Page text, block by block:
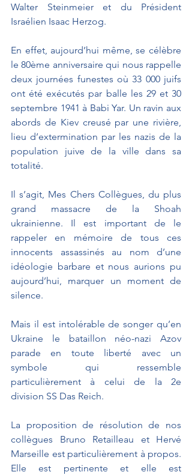
Walter Steinmeier et du Président
Israélien Isaac Herzog.
En effet, aujourd’hui même, se célèbre
le 80ème anniversaire qui nous rappelle
deux journées funestes où 33 000 juifs
ont été exécutés par balle les 29 et 30
septembre 1941 à Babi Yar. Un ravin aux
abords de Kiev creusé par une rivière,
lieu d’extermination par les nazis de la
population juive de la ville dans sa
totalité.
Il s’agit, Mes Chers Collègues, du plus
grand massacre de la Shoah
ukrainienne. Il est important de le
rappeler en mémoire de tous ces
innocents assassinés au nom d’une
idéologie barbare et nous aurions pu
aujourd’hui, marquer un moment de
silence.
Mais il est intolérable de songer qu’en
Ukraine le bataillon néo-nazi Azov
parade en toute liberté avec un
symbole qui ressemble
particulièrement à celui de la 2e
division SS Das Reich.
La proposition de résolution de nos
collègues Bruno Retailleau et Hervé
Marseille est particulièrement à propos.
Elle est pertinente et elle est